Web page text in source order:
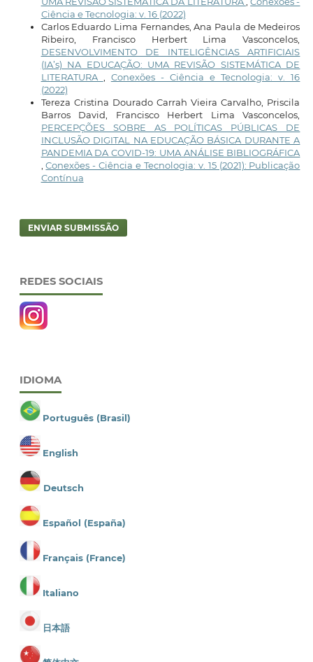
Ciência e Tecnologia: v. 16 (2022)
Carlos Eduardo Lima Fernandes, Ana Paula de Medeiros
Ribeiro, Francisco Herbert Lima Vasconcelos,
DESENVOLVIMENTO DE INTELIGÊNCIAS ARTIFICIAIS
(IA’s) NA EDUCAÇÃO: UMA REVISÃO SISTEMÁTICA DE
LITERATURA
Conexões - Ciência e Tecnologia: v. 16
(2022)
Tereza Cristina Dourado Carrah Vieira Carvalho, Priscila
Barros David, Francisco Herbert Lima Vasconcelos,
PERCEPÇÕES SOBRE AS POLÍTICAS PÚBLICAS DE
INCLUSÃO DIGITAL NA EDUCAÇÃO BÁSICA DURANTE A
PANDEMIA DA COVID-19: UMA ANÁLISE BIBLIOGRÁFICA
,Conexões - Ciência e Tecnologia: v. 15 (2021): Publicação
Contínua
ENVIAR SUBMISSÃO
REDES SOCIAIS
IDIOMA
Português (Brasil)
English
Deutsch
Español (España)
Français (France)
Italiano
日本語